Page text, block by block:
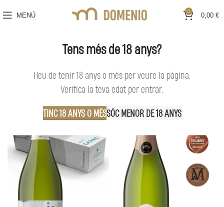
Tens més de 18 anys?
Heu de tenir 18 anys o més per veure la pàgina.
Verifica la teva edat per entrar.
TINC 18 ANYS O MÉSSÓC MENOR DE 18 ANYS
MENÚ 0 0,00 €
S'estan mostrant 6 resultats
Mostra la barra lateral